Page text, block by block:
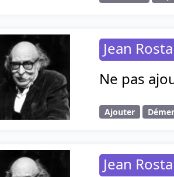
Jean
Ne pas
Ajouter
Jean